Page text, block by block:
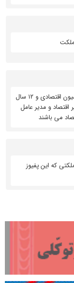
دکتر ارسلان فتحی پور با سابقه ۸ سال ریاست کمسیون اقتصادی و ۱۲ سال
و مدیر عامل
می باشند
که این پفیوز